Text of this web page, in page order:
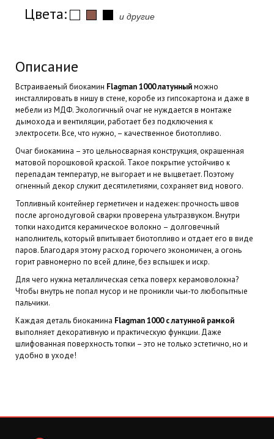
Цвета: и другие
Описание
Встраиваемый биокамин Flagman 1000латунныйможно
инсталлировать в нишу в стене, коробе из гипсокартона и даже в
мебели из МДФ. Экологичный очаг не нуждается в монтаже
дымохода и вентиляции, работает без подключения к
электросети. Все, что нужно, – качественное биотопливо.
Очаг биокамина – это цельносварная конструкция, окрашенная
матовой порошковой краской. Такое покрытие устойчиво к
перепадам температур, не выгорает и не выцветает. Поэтому
огненный декор служит десятилетиями, сохраняет вид нового.
Топливный контейнер герметичен и надежен: прочность швов
после аргонодуговой сварки проверена ультразвуком. Внутри
топки находится керамическое волокно – долговечный
наполнитель, который впитывает биотопливо и отдает его в виде
паров. Благодаря этому расход горючего экономичен, а огонь
горит равномерно по всей длине, без вспышек и искр.
Для чего нужна металлическая сетка поверх керамоволокна?
Чтобы внутрь не попал мусор и не проникли чьи-то любопытные
пальчики.
Каждая деталь биокамина Flagman 1000 с латунной рамкой
выполняет декоративную и практическую функции. Даже
шлифованная поверхность топки – это не только эстетично, но и
удобно в уходе!